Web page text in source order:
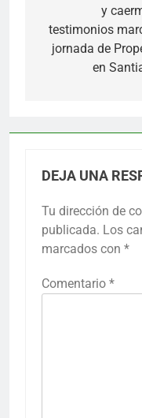
y
testimonios
jornada de
en
DEJA UNA
Tu dirección de
publicada. Los
marcados con *
Comentario *